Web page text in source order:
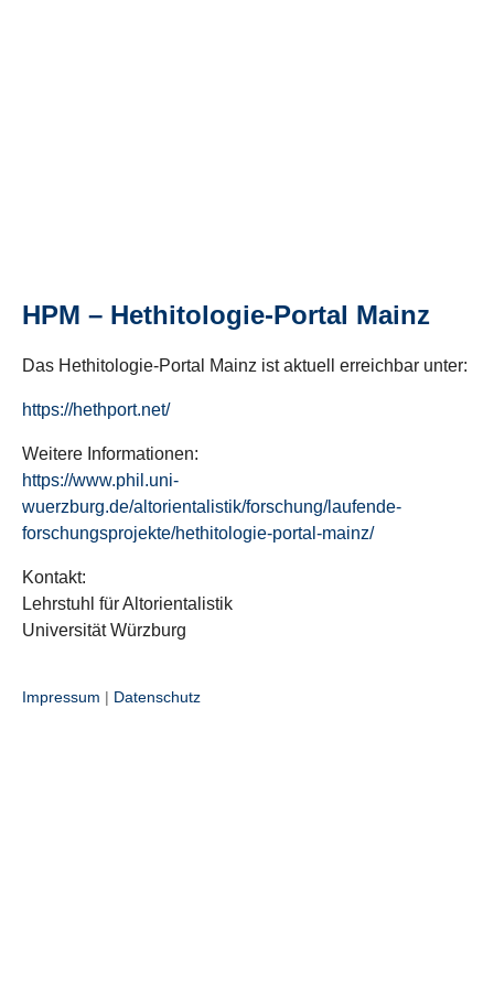
HPM – Hethitologie-Portal Mainz
Das Hethitologie-Portal Mainz ist aktuell erreichbar unter:
https://hethport.net/
Weitere Informationen:
https://www.phil.uni-
wuerzburg.de/altorientalistik/forschung/laufende-
forschungsprojekte/hethitologie-portal-mainz/
Kontakt:
Lehrstuhl für Altorientalistik
Universität Würzburg
Impressum | Datenschutz